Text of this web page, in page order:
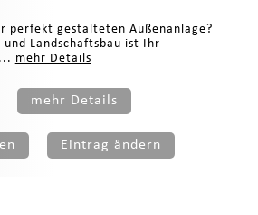
perfekt gestalteten Außenanlage?
und Landschaftsbau ist Ihr
mehr Details
mehr Details
Eintrag ändern